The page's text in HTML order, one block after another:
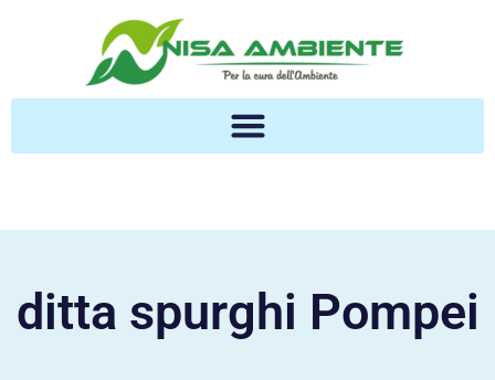
ditta spurghi Pompei